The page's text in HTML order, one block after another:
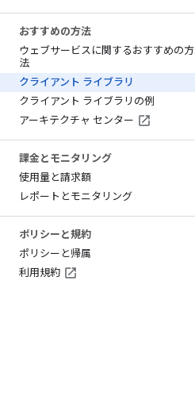
おすすめの方法
ウェブサービスに関するおすすめの方
法
クライアント ライブラリ
クライアント ライブラリの例
アーキテクチャ センター
課金とモニタリング
使用量と請求額
レポートとモニタリング
ポリシーと規約
ポリシーと帰属
利用規約